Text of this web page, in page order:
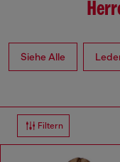
Siehe Alle
Filtern